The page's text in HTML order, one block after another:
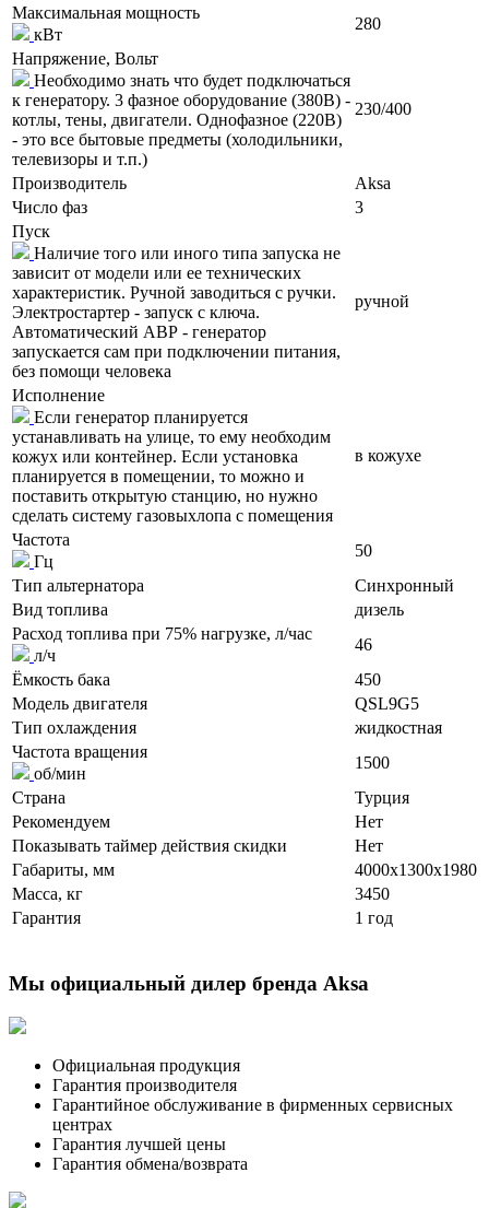
Максимальная мощность
кВт
280
Напряжение, Вольт
Необходимо знать что будет подключаться
к генератору. 3 фазное оборудование (380В) -
котлы, тены, двигатели. Однофазное (220В)
- это все бытовые предметы (холодильники,
телевизоры и т.п.)
230/400
Производитель
Aksa
Число фаз
3
Пуск
Наличие того или иного типа запуска не
зависит от модели или ее технических
характеристик. Ручной заводиться с ручки.
Электростартер - запуск с ключа.
Автоматический АВР - генератор
запускается сам при подключении питания,
без помощи человека
ручной
Исполнение
Если генератор планируется
устанавливать на улице, то ему необходим
кожух или контейнер. Если установка
планируется в помещении, то можно и
поставить открытую станцию, но нужно
сделать систему газовыхлопа с помещения
в кожухе
Частота
Гц
50
Тип альтернатора
Синхронный
Вид топлива
дизель
Расход топлива при 75% нагрузке, л/час
л/ч
46
Ёмкость бака
450
Модель двигателя
QSL9G5
Тип охлаждения
жидкостная
Частота вращения
об/мин
1500
Страна
Турция
Рекомендуем
Нет
Показывать таймер действия скидки
Нет
Габариты, мм
4000x1300x1980
Масса, кг
3450
Гарантия
1 год
Мы официальный дилер бренда Aksa
Официальная продукция
Гарантия производителя
Гарантийное обслуживание в фирменных сервисных
центрах
Гарантия лучшей цены
Гарантия обмена/возврата